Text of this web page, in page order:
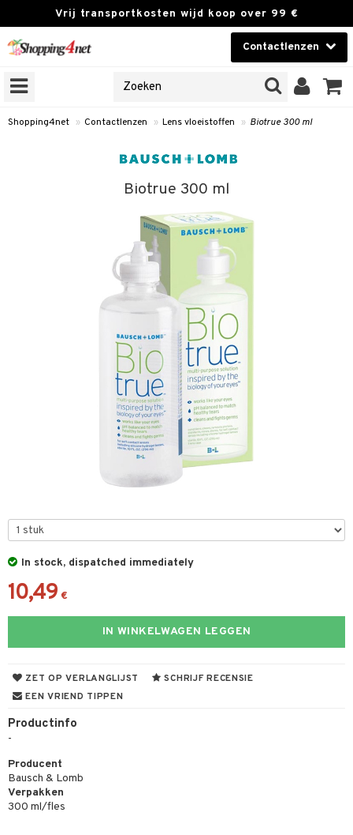
Vrij transportkosten wijd koop over 99 €
Contactlenzen
Contactlenzen
Brands
Shopping4net » Contactlenzen » Lens vloeistoffen » Biotrue 300 ml
Biotrue 300 ml
In stock, dispatched immediately
10,49 €
IN WINKELWAGEN LEGGEN
ZET OP VERLANGLIJST
SCHRIJF RECENSIE
EEN VRIEND TIPPEN
Productinfo
-
Producent
Bausch & Lomb
Verpakken
300 ml/fles
KIES LENS
department